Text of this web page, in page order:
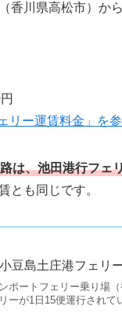
香川県高松市）から
ー運賃料金」を参
は、池田港行フェ
とも同じです。
豆島土庄港フェリ
ポートフェリー乗り場
ーが1日15便運行され